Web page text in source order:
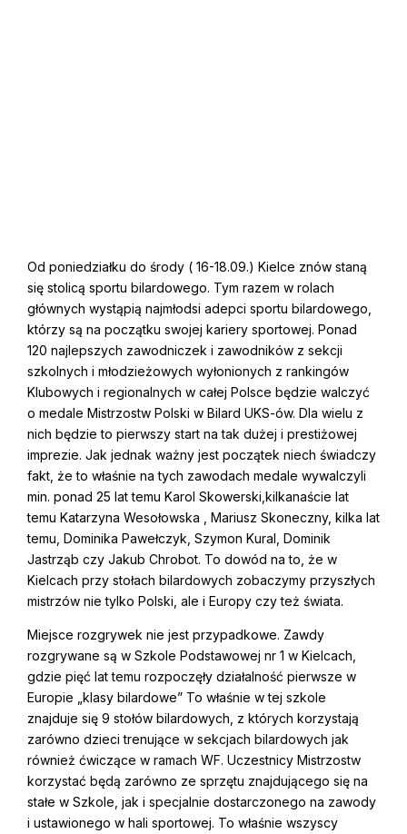
Od poniedziałku do środy ( 16-18.09.) Kielce znów staną
się stolicą sportu bilardowego. Tym razem w rolach
głównych wystąpią najmłodsi adepci sportu bilardowego,
którzy są na początku swojej kariery sportowej. Ponad
120 najlepszych zawodniczek i zawodników z sekcji
szkolnych i młodzieżowych wyłonionych z rankingów
Klubowych i regionalnych w całej Polsce będzie walczyć
o medale Mistrzostw Polski w Bilard UKS-ów. Dla wielu z
nich będzie to pierwszy start na tak dużej i prestiżowej
imprezie. Jak jednak ważny jest początek niech świadczy
fakt, że to właśnie na tych zawodach medale wywalczyli
min. ponad 25 lat temu Karol Skowerski,kilkanaście lat
temu Katarzyna Wesołowska , Mariusz Skoneczny, kilka lat
temu, Dominika Pawełczyk, Szymon Kural, Dominik
Jastrząb czy Jakub Chrobot. To dowód na to, że w
Kielcach przy stołach bilardowych zobaczymy przyszłych
mistrzów nie tylko Polski, ale i Europy czy też świata.
Miejsce rozgrywek nie jest przypadkowe. Zawdy
rozgrywane są w Szkole Podstawowej nr 1 w Kielcach,
gdzie pięć lat temu rozpoczęły działalność pierwsze w
Europie „klasy bilardowe” To właśnie w tej szkole
znajduje się 9 stołów bilardowych, z których korzystają
zarówno dzieci trenujące w sekcjach bilardowych jak
również ćwiczące w ramach WF. Uczestnicy Mistrzostw
korzystać będą zarówno ze sprzętu znajdującego się na
stałe w Szkole, jak i specjalnie dostarczonego na zawody
i ustawionego w hali sportowej. To właśnie wszyscy